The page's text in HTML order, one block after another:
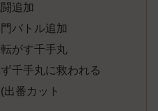
追加
バトル追加
がす千手丸
千手丸に救われる
出番カット